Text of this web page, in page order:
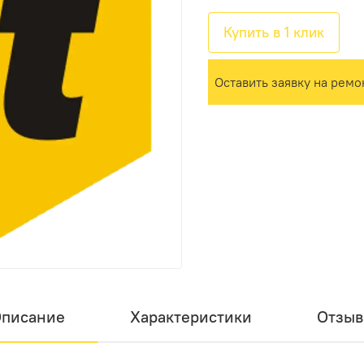
Купить в 1 клик
Оставить заявку на
Характеристики